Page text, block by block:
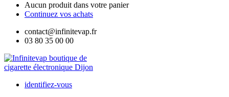
Aucun produit dans votre panier
Continuez vos achats
contact@infinitevap.fr
03 80 35 00 00
identifiez-vous